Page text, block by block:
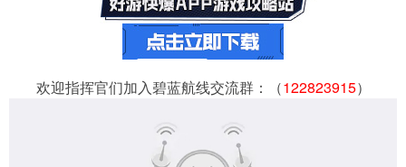
欢迎指挥官们加入碧蓝航线交流群：（122823915）